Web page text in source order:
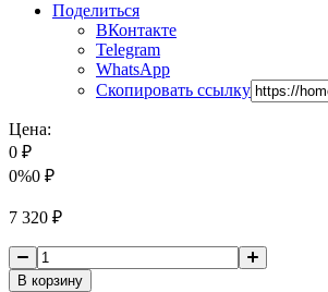
Поделиться
ВКонтакте
Telegram
WhatsApp
Скопировать ссылку
Цена:
0 ₽
0%0 ₽
7 320 ₽
В корзину